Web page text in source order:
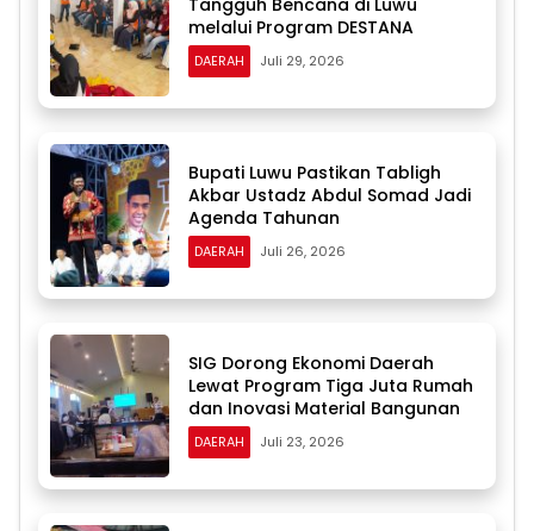
Tangguh Bencana di Luwu
melalui Program DESTANA
DAERAH Juli 29, 2026
Bupati Luwu Pastikan Tabligh
Akbar Ustadz Abdul Somad Jadi
Agenda Tahunan
DAERAH Juli 26, 2026
SIG Dorong Ekonomi Daerah
Lewat Program Tiga Juta Rumah
dan Inovasi Material Bangunan
DAERAH Juli 23, 2026